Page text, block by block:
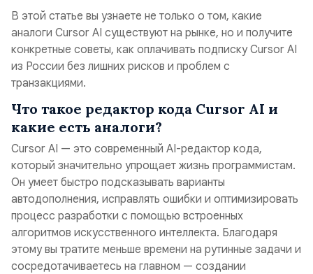
В этой статье вы узнаете не только о том, какие
аналоги Cursor AI существуют на рынке, но и получите
конкретные советы, как оплачивать подписку Cursor AI
из России без лишних рисков и проблем с
транзакциями.
Что такое редактор кода Cursor AI и
какие есть аналоги?
Cursor AI — это современный AI-редактор кода,
который значительно упрощает жизнь программистам.
Он умеет быстро подсказывать варианты
автодополнения, исправлять ошибки и оптимизировать
процесс разработки с помощью встроенных
алгоритмов искусственного интеллекта. Благодаря
этому вы тратите меньше времени на рутинные задачи и
сосредотачиваетесь на главном — создании